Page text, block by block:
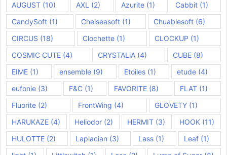
AUGUST (10) AXL (2) Azurite(1) Cabbit(1)
CandySoft (1) Chelseasoft(1) Chuablesoft (6)
CIRCUS (18) Clochette (1) CLOCKUP (1)
COSMIC CUTE (4) CRYSTALiA (4) CUBE(8)
EIME (1) ensemble (9) Etoiles(1) etude(4)
eufonie (3) F&C(1) FAVORITE (8) FLAT(1)
Fluorite (2) FrontWing (4) GLOVETY (1)
HARUKAZE (4) Heliodor (2) HERMIT (3) HOOK (11)
HULOTTE (2) Laplacian (3) Lass (1) Leaf(1)